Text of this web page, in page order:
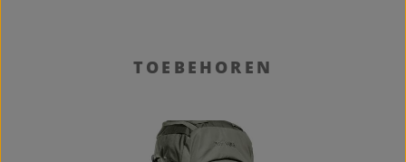
Productgalerij overslaanTOEBEHOREN